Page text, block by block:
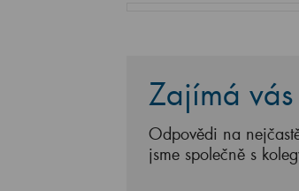
Zajímá
Odpovědi na
jsme společně s